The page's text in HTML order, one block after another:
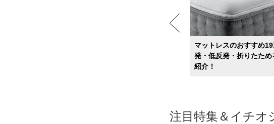
マットレスのおすすめ
発・低反発・折りたた
紹介！
注目特集＆イチオ